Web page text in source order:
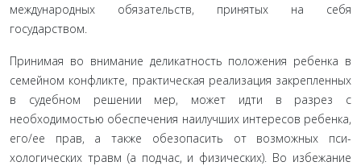
междуна­родных обязательств, принятых на себя
государством.
Принимая во внимание деликатность положения ре­бенка в
семейном конфликте, практическая реализация за­крепленных
в судебном решении мер, может идти в разрез с
необходимостью обеспечения наилучших интересов ре­бенка,
его/ее прав, а также обезопасить от возможных пси­
хологических травм (а подчас, и физических). Во избежание